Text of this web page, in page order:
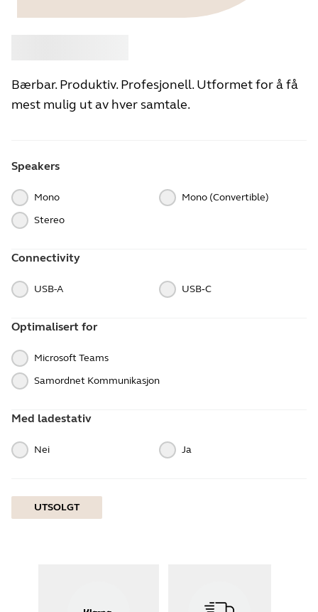
Bærbar. Produktiv. Profesjonell. Utformet for å få
mest mulig ut av hver samtale.
Speakers
Mono
Mono (Convertible)
Stereo
Connectivity
USB-A USB‑C
Optimalisert for
Microsoft Teams
Samordnet Kommunikasjon
Med ladestativ
Nei Ja
UTSOLGT